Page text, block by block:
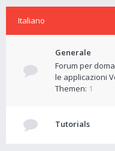
Italiano
Generale
Forum per
le applicazioni
Themen: 1
Tutorials